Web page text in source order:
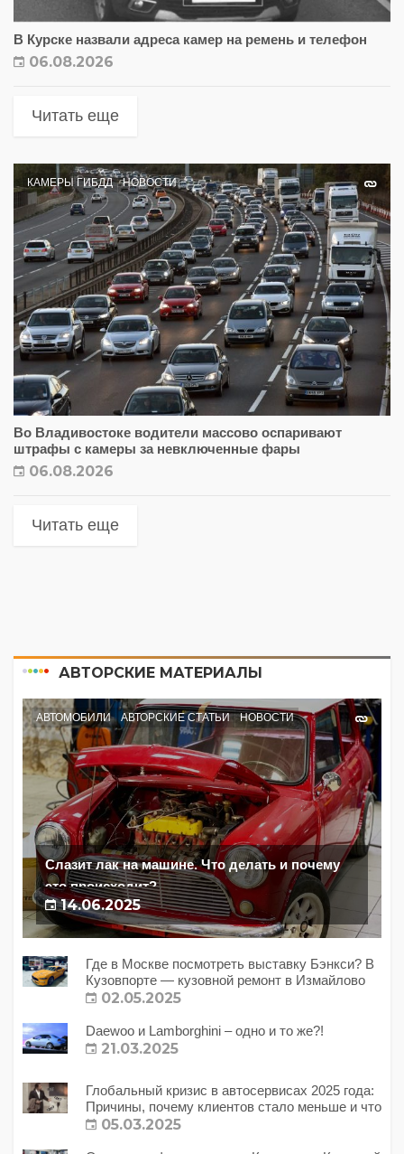
В Курске назвали адреса камер на ремень и телефон
06.08.2026
Читать еще
КАМЕРЫ ГИБДД НОВОСТИ
Во Владивостоке водители массово оспаривают
штрафы с камеры за невключенные фары
06.08.2026
Читать еще
АВТОРСКИЕ МАТЕРИАЛЫ
АВТОМОБИЛИ АВТОРСКИЕ СТАТЬИ НОВОСТИ
Слазит лак на машине. Что делать и почему
это происходит?
14.06.2025
Где в Москве посмотреть выставку Бэнкси? В
Кузовпорте — кузовной ремонт в Измайлово
02.05.2025
Daewoo и Lamborghini – одно и то же?!
21.03.2025
Глобальный кризис в автосервисах 2025 года:
Причины, почему клиентов стало меньше и что
с этим делать?
05.03.2025